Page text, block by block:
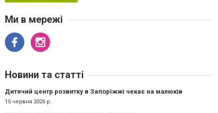
Ми в мережі
Новини та статті
Дитячий центр розвитку в Запоріжжі чекає на малюків
15 червня 2026 р.